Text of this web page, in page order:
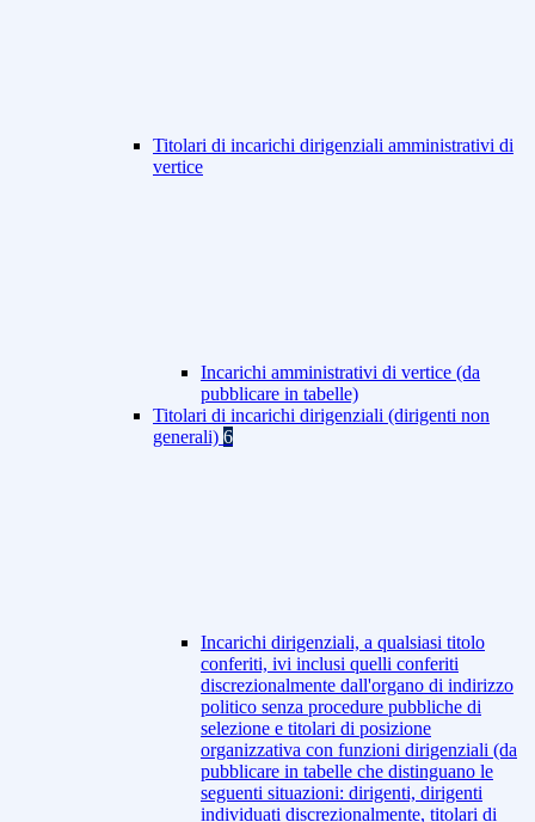
Titolari di incarichi dirigenziali amministrativi di
vertice
Incarichi amministrativi di vertice (da
pubblicare in tabelle)
Titolari di incarichi dirigenziali (dirigenti non
generali) 6
Incarichi dirigenziali, a qualsiasi titolo
conferiti, ivi inclusi quelli conferiti
discrezionalmente dall'organo di indirizzo
politico senza procedure pubbliche di
selezione e titolari di posizione
organizzativa con funzioni dirigenziali (da
pubblicare in tabelle che distinguano le
seguenti situazioni: dirigenti, dirigenti
individuati discrezionalmente, titolari di